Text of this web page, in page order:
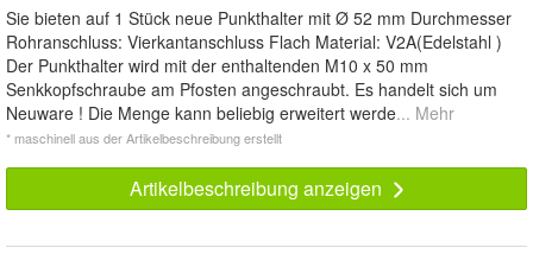
Sie bieten auf 1 Stück neue Punkthalter mit Ø 52 mm Durchmesser
Rohranschluss: Vierkantanschluss Flach Material: V2A(Edelstahl )
Der Punkthalter wird mit der enthaltenden M10 x 50 mm
Senkkopfschraube am Pfosten angeschraubt. Es handelt sich um
Neuware ! Die Menge kann beliebig erweitert werde... Mehr
* maschinell aus der Artikelbeschreibung erstellt
Artikelbeschreibung anzeigen